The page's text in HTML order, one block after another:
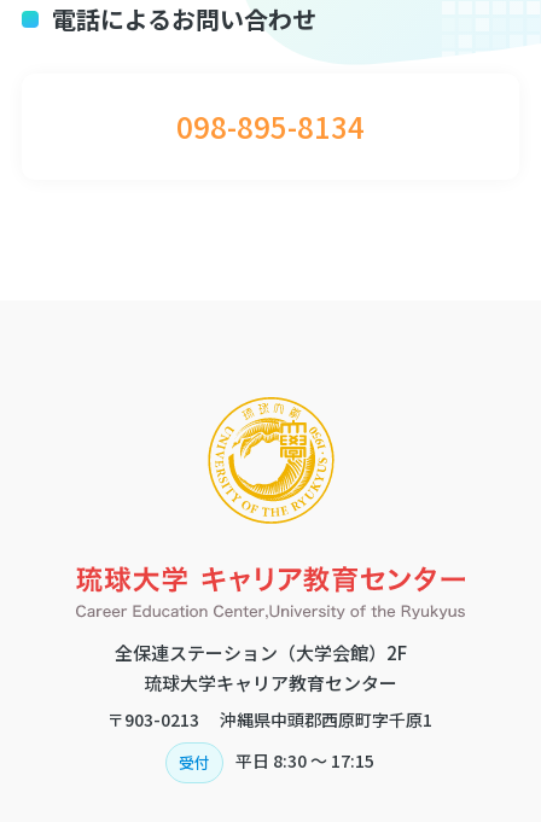
電話によるお問い合わせ
098-895-8134
全保連ステーション（大学会館）2F
琉球大学キャリア教育センター
〒903-0213 沖縄県中頭郡西原町字千原1
受付 平日 8:30 〜 17:15
教員